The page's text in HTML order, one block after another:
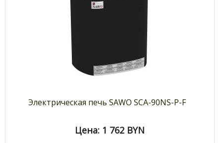
Электрическая печь SAWO SCA-90NS-P-F
Цена: 1 762 BYN